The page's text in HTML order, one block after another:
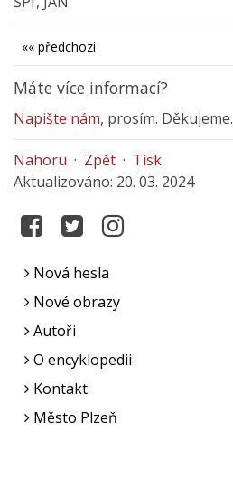
«« předchozí
Máte více informací?
Napište nám, prosím. Děkujeme.
Nahoru · Zpět · Tisk
Aktualizováno: 20. 03. 2024
Nová hesla
Nové obrazy
Autoři
O encyklopedii
Kontakt
Město Plzeň